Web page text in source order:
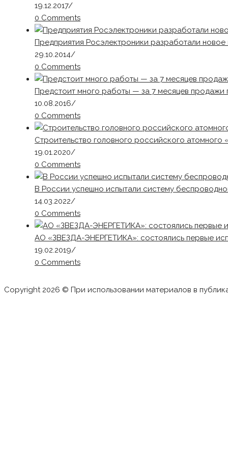
19.12.2017/
0 Comments
Предприятия Росэлектроники разработали
29.10.2014/
0 Comments
Предстоит много работы — за 7 месяцев продажи
10.08.2016/
0 Comments
Строительство головного российского
19.01.2020/
0 Comments
В России успешно испытали систему
14.03.2022/
0 Comments
АО «ЗВЕЗДА-ЭНЕРГЕТИКА»: состоялись первые
19.02.2019/
0 Comments
Copyright 2026 © При использовании материалов в